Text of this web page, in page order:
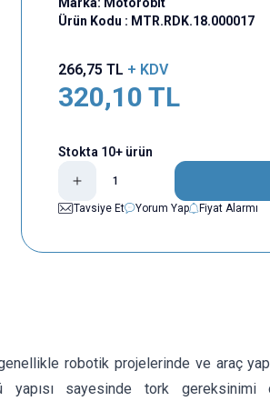
Ürün Kodu : MTR.RDK.18.000017
266,75 TL + KDV
320,10 TL
Stokta 10+ ürün
Tavsiye Et
Yorum Yap Fiyat Alarmı
robotik projelerinde ve araç
yapısı sayesinde tork